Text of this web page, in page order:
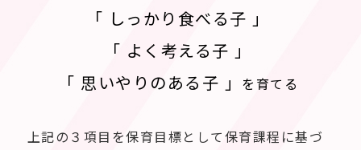
「 しっかり食べる子 」
「 よく考える子 」
「 思いやりのある子 」
を育てる
上記の３項目を保育目標として保育課程に基づ